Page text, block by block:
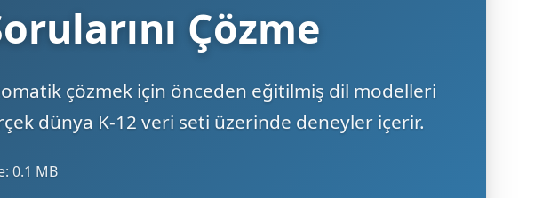
Çözme
çözmek için önceden eğitilmiş dil modelleri
dünya K-12 veri seti üzerinde deneyler içerir.
0.1 MB